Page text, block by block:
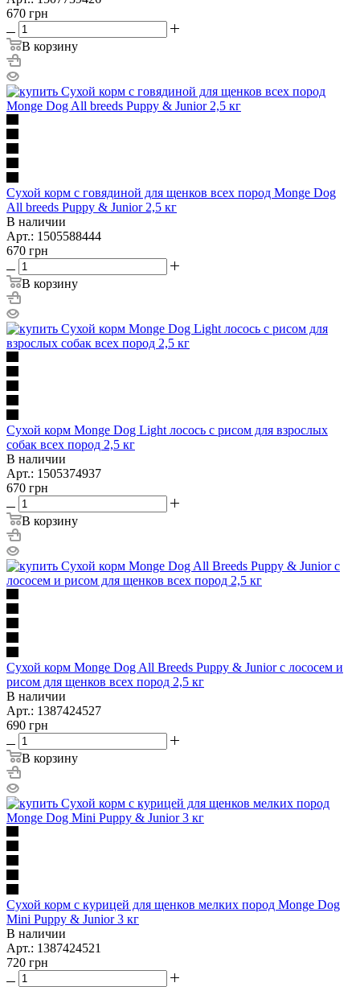
670 грн
В корзину
Сухой корм с говядиной для щенков всех пород Monge Dog
All breeds Puppy & Junior 2,5 кг
В наличии
Арт.: 1505588444
670 грн
В корзину
Сухой корм Monge Dog Light лосось с рисом для взрослых
собак всех пород 2,5 кг
В наличии
Арт.: 1505374937
670 грн
В корзину
Сухой корм Monge Dog All Breeds Puppy & Junior с лососем и
рисом для щенков всех пород 2,5 кг
В наличии
Арт.: 1387424527
690 грн
В корзину
Сухой корм с курицей для щенков мелких пород Monge Dog
Mini Puppy & Junior 3 кг
В наличии
Арт.: 1387424521
720 грн